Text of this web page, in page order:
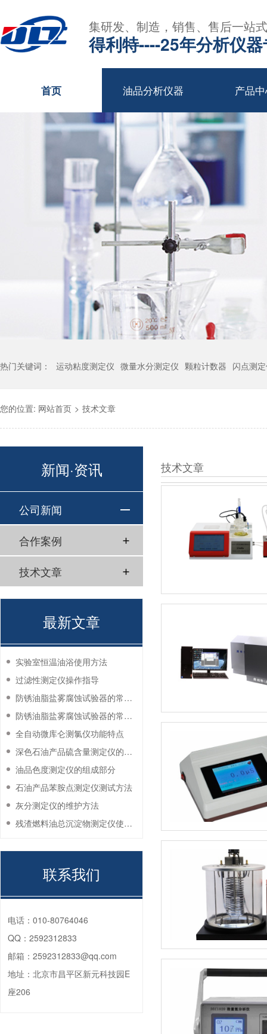
集研发、制造，销售、售后一站
得利特----25年分析仪
首页 油品分析仪器 产品
热门关键词： 运动粘度测定仪 微量水分测定仪 颗粒计数器 闪点测
您的位置: 网站首页 > 技术文章
技术文章
新闻·资讯
公司新闻
合作案例
技术文章
最新文章
实验室恒温油浴使用方法
过滤性测定仪操作指导
防锈油脂盐雾腐蚀试验器的常见故障与解决方法
防锈油脂盐雾腐蚀试验器的常见故障与解决方法
全自动微库仑测氯仪功能特点
深色石油产品硫含量测定仪的工作环境要求
油品色度测定仪的组成部分
石油产品苯胺点测定仪测试方法
灰分测定仪的维护方法
残渣燃料油总沉淀物测定仪使用注意事项
联系我们
电话： 010-80764046
QQ： 2592312833
邮箱： 2592312833@qq.com
地址： 北京市昌平区新元科技园E
座206